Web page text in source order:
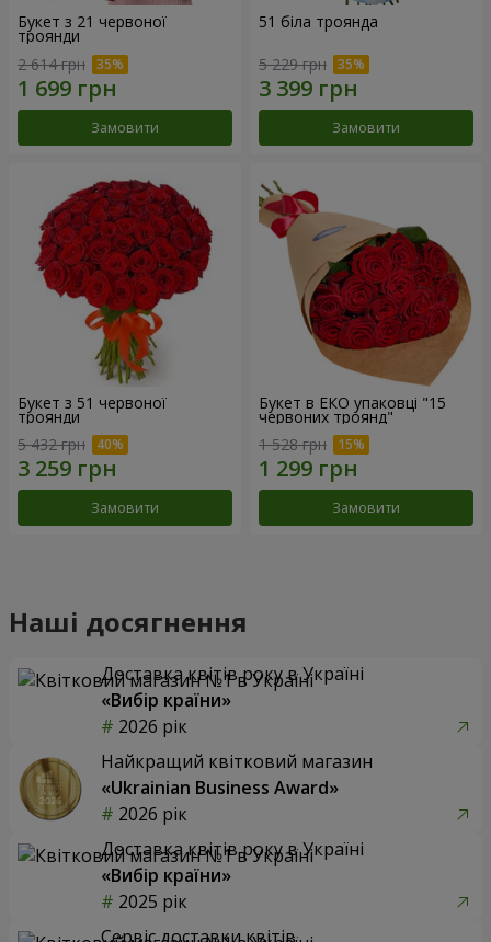
Букет з 21 червоної
троянди
2 614 грн
Замовити
51 біла троянда
5 229 грн
Замовити
Букет з 51 червоної
троянди
5 432 грн
Замовити
Букет в ЕКО упаковці "15
червоних троянд"
1 528 грн
Замовити
Наші досягнення
Доставка квітів року в Україні
«Вибір країни»
2026 рік
Найкращий квітковий магазин
«Ukrainian Business Award»
2026 рік
Доставка квітів року в Україні
«Вибір країни»
2025 рік
Сервіс доставки квітів